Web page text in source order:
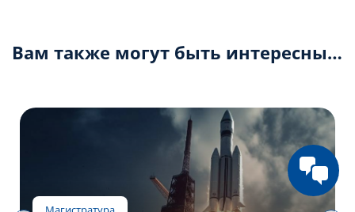
Вам также могут быть интересны…